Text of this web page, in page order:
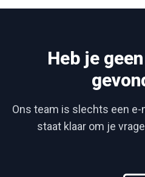
Heb je
Ons team is slechts een
staat klaar om je